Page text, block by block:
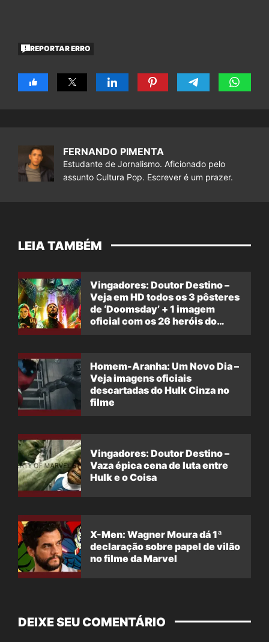
REPORTAR ERRO
FERNANDO PIMENTA
Estudante de Jornalismo. Aficionado pelo
assunto Cultura Pop. Escrever é um prazer.
LEIA TAMBÉM
Vingadores: Doutor Destino –
Veja em HD todos os 3 pôsteres
de ‘Doomsday’ + 1 imagem
oficial com os 26 heróis do
Homem-Aranha: Um Novo Dia –
Veja imagens oficiais
descartadas do Hulk Cinza no
filme
Vingadores: Doutor Destino –
Vaza épica cena de luta entre
Hulk e o Coisa
X-Men: Wagner Moura dá 1ª
declaração sobre papel de vilão
no filme da Marvel
DEIXE SEU COMENTÁRIO